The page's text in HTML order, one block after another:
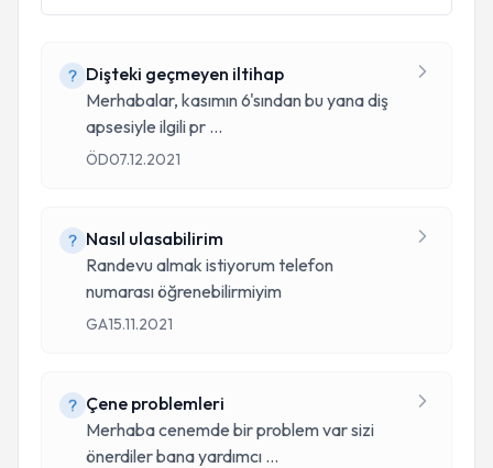
Dişteki geçmeyen iltihap
Merhabalar, kasımın 6'sından bu yana diş
apsesiyle ilgili pr ...
ÖD07.12.2021
Nasıl ulasabilirim
Randevu almak istiyorum telefon
numarası öğrenebilirmiyim
GA15.11.2021
Çene problemleri
Merhaba cenemde bir problem var sizi
önerdiler bana yardımcı ...